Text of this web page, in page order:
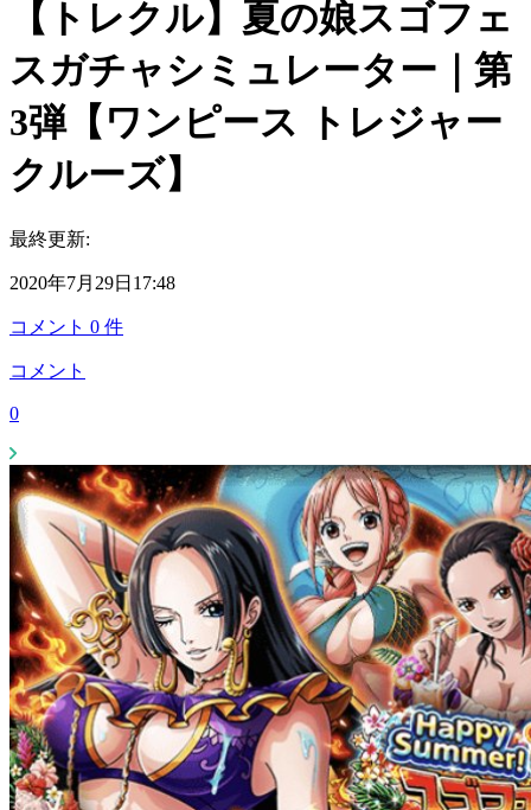
【トレクル】夏の娘スゴフェ
スガチャシミュレーター｜第
3弾【ワンピース トレジャー
クルーズ】
最終更新:
2020年7月29日17:48
コメント 0 件
コメント
0